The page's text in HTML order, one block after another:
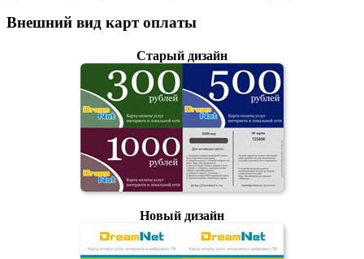
Внешний вид карт оплаты
Старый дизайн
Новый дизайн